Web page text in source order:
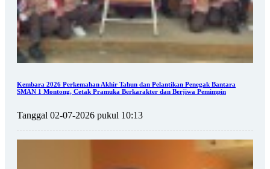
Kembara 2026 Perkemahan Akhir Tahun dan Pelantikan Penegak Bantara
SMAN 1 Montong, Cetak Pramuka Berkarakter dan Berjiwa Pemimpin
Tanggal 02-07-2026 pukul 10:13